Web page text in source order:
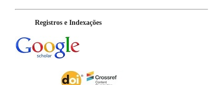
Registros e Indexações